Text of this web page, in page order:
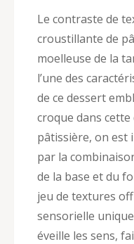
Le contraste de
croustillante de
moelleuse de la
l’une des
de ce dessert
croque dans
pâtissière, on est
par la
de la base et du
jeu de textures
sensorielle
éveille les sens,